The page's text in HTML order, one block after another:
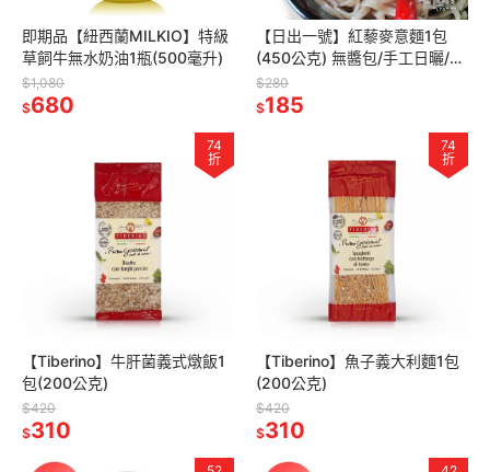
即期品【紐西蘭MILKIO】特級
草飼牛無水奶油1瓶(500毫升)
$1,080
$680
【日出一號】紅藜麥意麵1包
(450公克) 無醬包/手工日曬/古
法製作/台灣製造
$280
$185
74
折
【Tiberino】牛肝菌義式燉飯1
包(200公克)
$420
$310
74
折
【Tiberino】魚子義大利麵1包
(200公克)
$420
$310